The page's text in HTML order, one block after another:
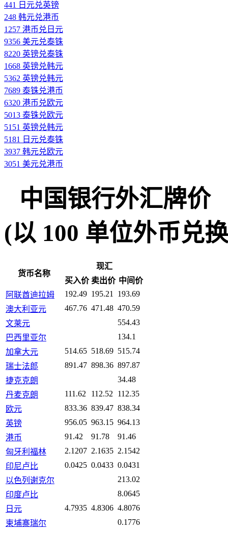
441 日元兑英镑
248 韩元兑港币
1257 港币兑日元
9356 美元兑泰铢
8220 英镑兑泰铢
1668 英镑兑韩元
5362 英镑兑韩元
7689 泰铢兑港币
6320 港币兑欧元
5013 泰铢兑欧元
5151 英镑兑韩元
5181 日元兑泰铢
3937 韩元兑欧元
3051 美元兑港币
中国银行外汇牌价
(以 100 单位外币兑
货币名称
现汇
买入价 卖出价 中间价
阿联酋迪拉姆
192.49 195.21
193.69
澳大利亚元
467.76 471.48 470.59
文莱元
554.43
巴西里亚尔
134.1
加拿大元
514.65 518.69 515.74
瑞士法郎
891.47 898.36 897.87
捷克克朗
34.48
丹麦克朗
111.62 112.52
112.35
欧元
833.36 839.47 838.34
英镑
956.05 963.15 964.13
港币
91.42 91.78
91.46
匈牙利福林
2.1207 2.1635 2.1542
印尼卢比
0.0425 0.0433 0.0431
以色列谢克尔
213.02
印度卢比
8.0645
日元
4.7935 4.8306 4.8076
柬埔寨瑞尔
0.1776